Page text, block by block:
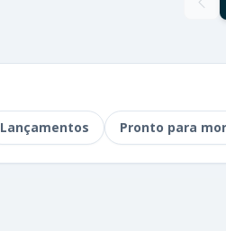
Lançamentos Pronto para